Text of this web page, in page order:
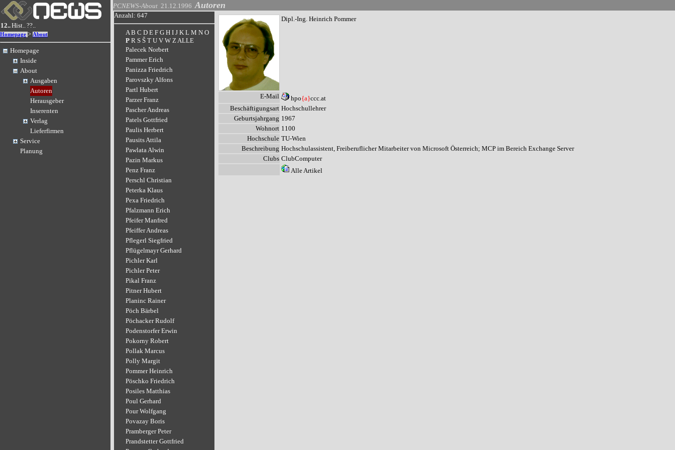
12..Hist..??..
Homepage > About
Homepage
Inside
About
Ausgaben
Autoren
Herausgeber
Inserenten
Verlag
Lieferfirmen
Service
Planung
PCNEWS-About 21.12.1996 Autoren
Anzahl: 647
A B C D E F G H I J K L M N O
P R S Š T U V W ZALLE
Palecek Norbert
Pammer Erich
Panizza Friedrich
Parovszky Alfons
Partl Hubert
Parzer Franz
Pascher Andreas
Patels Gottfried
Paulis Herbert
Pausits Attila
Pawlata Alwin
Pazin Markus
Penz Franz
Perschl Christian
Peterka Klaus
Pexa Friedrich
Pfalzmann Erich
Pfeifer Manfred
Pfeiffer Andreas
Pflegerl Siegfried
Pflügelmayr Gerhard
Pichler Karl
Pichler Peter
Pikal Franz
Pitner Hubert
Planinc Rainer
Pöch Bärbel
Pöchacker Rudolf
Podenstorfer Erwin
Pokorny Robert
Pollak Marcus
Polly Margit
Pommer Heinrich
Pöschko Friedrich
Posiles Matthias
Poul Gerhard
Pour Wolfgang
Povazay Boris
Pramberger Peter
Prandstetter Gottfried
Dipl.-Ing. Heinrich Pommer
E-Mail hpo{a}ccc.at
Beschäftigungsart Hochschullehrer
Geburtsjahrgang 1967
Wohnort 1100
Hochschule TU-Wien
Beschreibung Hochschulassistent, Freiberuflicher Mitarbeiter von Microsoft Österreich; MCP im Bereich Exchange Server
Clubs ClubComputer
Alle Artikel